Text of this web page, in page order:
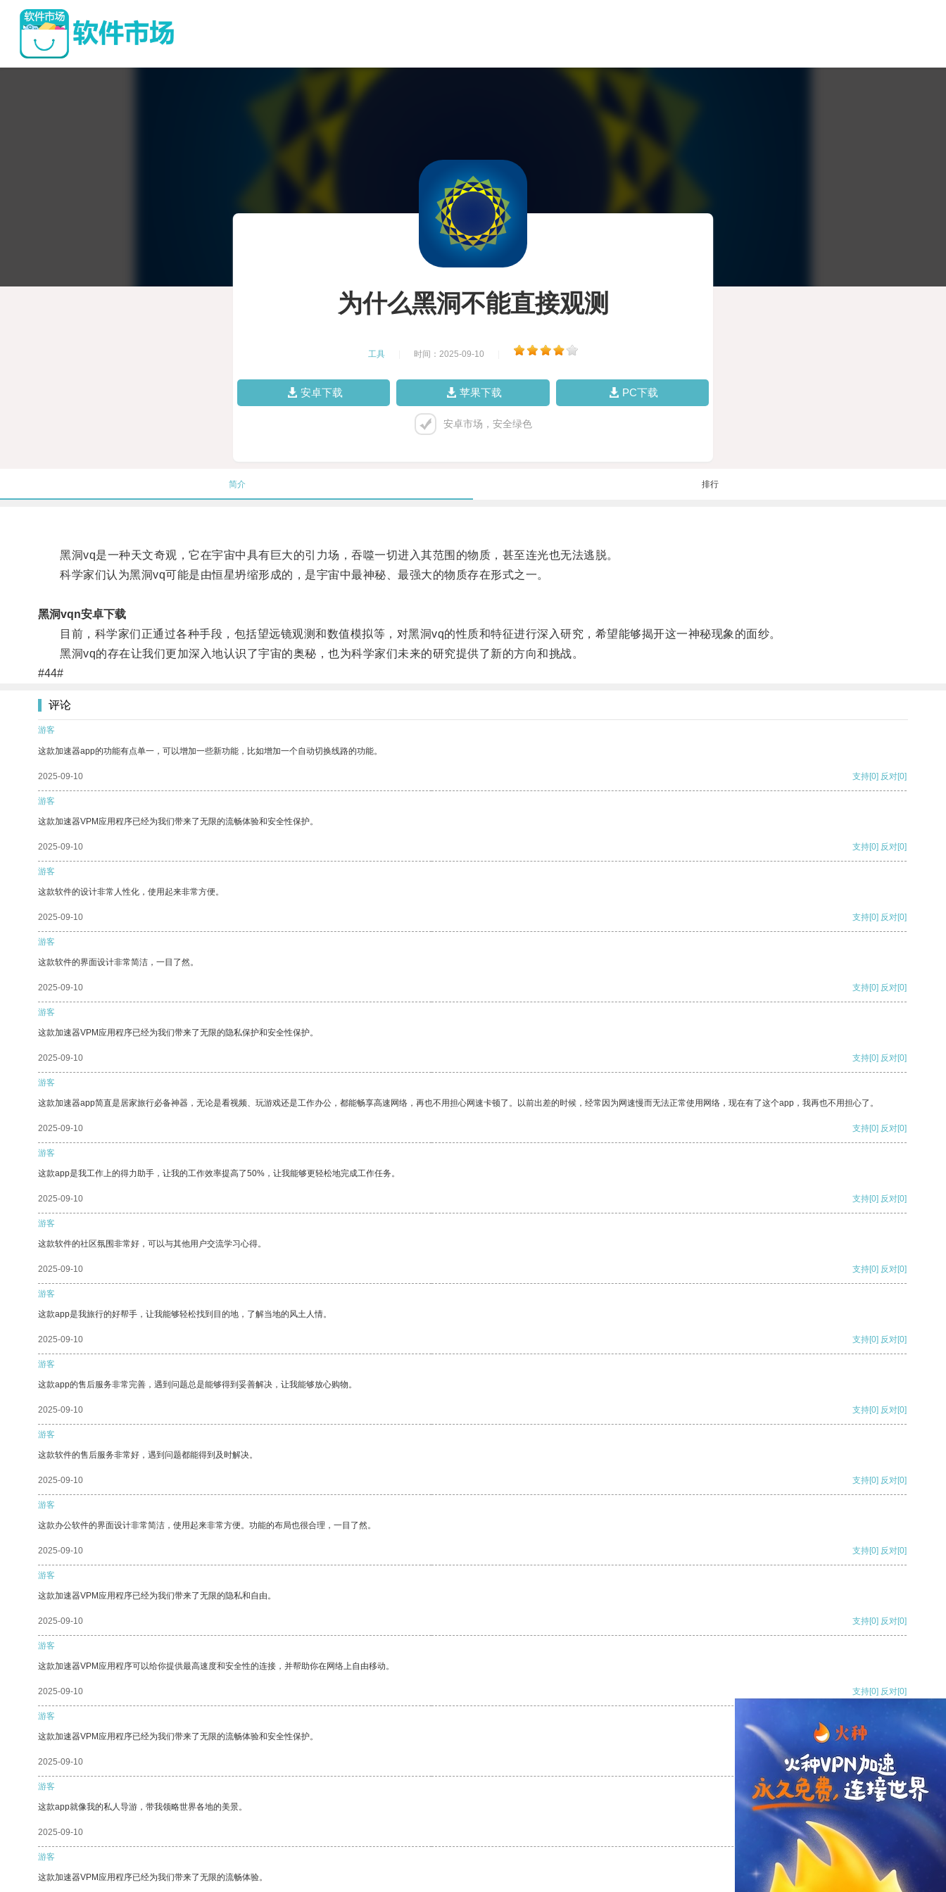
为什么黑洞不能直接观测
工具 时间：2025-09-10
安卓下载 苹果下载 PC下载
安卓市场，安全绿色
简介 排行
黑洞vq是一种天文奇观，它在宇宙中具有巨大的引力场，吞噬一切进入其范围的物质，甚至连光也无法逃脱。
科学家们认为黑洞vq可能是由恒星坍缩形成的，是宇宙中最神秘、最强大的物质存在形式之一。
黑洞vqn安卓下载
目前，科学家们正通过各种手段，包括望远镜观测和数值模拟等，对黑洞vq的性质和特征进行深入研究，希望能够揭开这一神秘现象的面纱。
黑洞vq的存在让我们更加深入地认识了宇宙的奥秘，也为科学家们未来的研究提供了新的方向和挑战。
#44#
评论
游客
这款加速器app的功能有点单一，可以增加一些新功能，比如增加一个自动切换线路的功能。
2025-09-10 支持[0] 反对[0]
游客
这款加速器VPM应用程序已经为我们带来了无限的流畅体验和安全性保护。
2025-09-10 支持[0] 反对[0]
游客
这款软件的设计非常人性化，使用起来非常方便。
2025-09-10 支持[0] 反对[0]
游客
这款软件的界面设计非常简洁，一目了然。
2025-09-10 支持[0] 反对[0]
游客
这款加速器VPM应用程序已经为我们带来了无限的隐私保护和安全性保护。
2025-09-10 支持[0] 反对[0]
游客
这款加速器app简直是居家旅行必备神器，无论是看视频、玩游戏还是工作办公，都能畅享高速网络，再也不用担心网速卡顿了。以前出差的时候，经常因为网速慢而无法正常使用网络，现在有了这个app，我再也不用担心了。
2025-09-10 支持[0] 反对[0]
游客
这款app是我工作上的得力助手，让我的工作效率提高了50%，让我能够更轻松地完成工作任务。
2025-09-10 支持[0] 反对[0]
游客
这款软件的社区氛围非常好，可以与其他用户交流学习心得。
2025-09-10 支持[0] 反对[0]
游客
这款app是我旅行的好帮手，让我能够轻松找到目的地，了解当地的风土人情。
2025-09-10 支持[0] 反对[0]
游客
这款app的售后服务非常完善，遇到问题总是能够得到妥善解决，让我能够放心购物。
2025-09-10 支持[0] 反对[0]
游客
这款软件的售后服务非常好，遇到问题都能得到及时解决。
2025-09-10 支持[0] 反对[0]
游客
这款办公软件的界面设计非常简洁，使用起来非常方便。功能的布局也很合理，一目了然。
2025-09-10 支持[0] 反对[0]
游客
这款加速器VPM应用程序已经为我们带来了无限的隐私和自由。
2025-09-10 支持[0] 反对[0]
游客
这款加速器VPM应用程序可以给你提供最高速度和安全性的连接，并帮助你在网络上自由移动。
2025-09-10 支持[0] 反对[0]
游客
这款加速器VPM应用程序已经为我们带来了无限的流畅体验和安全性保护。
2025-09-10 支持[0] 反对
游客
这款app就像我的私人导游，带我领略世界各地的美景。
2025-09-10 支持
游客
这款加速器VPM应用程序已经为我们带来了无限的流畅体验。